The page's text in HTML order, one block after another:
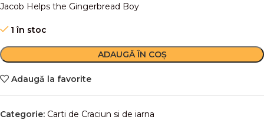
Jacob Helps the Gingerbread Boy
1 în stoc
ADAUGĂ ÎN COȘ
Adaugă la favorite
Categorie: Carti de Craciun si de iarna